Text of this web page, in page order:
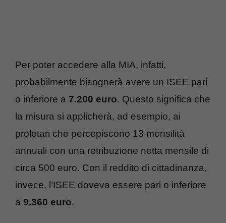
Per poter accedere alla MIA, infatti,
probabilmente bisognerà avere un ISEE pari
o inferiore a 7.200 euro. Questo significa che
la misura si applicherà, ad esempio, ai
proletari che percepiscono 13 mensilità
annuali con una retribuzione netta mensile di
circa 500 euro. Con il reddito di cittadinanza,
invece, l’ISEE doveva essere pari o inferiore
a 9.360 euro.